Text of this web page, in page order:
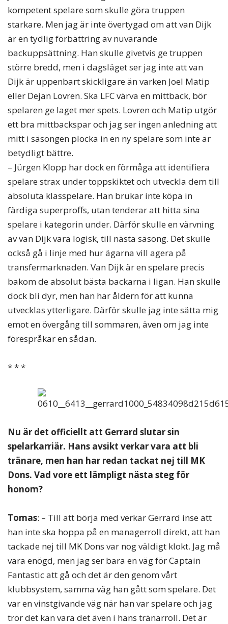
kompetent spelare som skulle göra truppen
starkare. Men jag är inte övertygad om att van Dijk
är en tydlig förbättring av nuvarande
backuppsättning. Han skulle givetvis ge truppen
större bredd, men i dagsläget ser jag inte att van
Dijk är uppenbart skickligare än varken Joel Matip
eller Dejan Lovren. Ska LFC värva en mittback, bör
spelaren ge laget mer spets. Lovren och Matip utgör
ett bra mittbackspar och jag ser ingen anledning att
mitt i säsongen plocka in en ny spelare som inte är
betydligt bättre.
– Jürgen Klopp har dock en förmåga att identifiera
spelare strax under toppskiktet och utveckla dem till
absoluta klasspelare. Han brukar inte köpa in
färdiga superproffs, utan tenderar att hitta sina
spelare i kategorin under. Därför skulle en värvning
av van Dijk vara logisk, till nästa säsong. Det skulle
också gå i linje med hur ägarna vill agera på
transfermarknaden. Van Dijk är en spelare precis
bakom de absolut bästa backarna i ligan. Han skulle
dock bli dyr, men han har åldern för att kunna
utvecklas ytterligare. Därför skulle jag inte sätta mig
emot en övergång till sommaren, även om jag inte
förespråkar en sådan.
* * *
Nu är det officiellt att Gerrard slutar sin
spelarkarriär. Hans avsikt verkar vara att bli
tränare, men han har redan tackat nej till MK
Dons. Vad vore ett lämpligt nästa steg för
honom?
Tomas: – Till att börja med verkar Gerrard inse att
han inte ska hoppa på en managerroll direkt, att han
tackade nej till MK Dons var nog väldigt klokt. Jag må
vara enögd, men jag ser bara en väg för Captain
Fantastic att gå och det är den genom vårt
klubbsystem, samma väg han gått som spelare. Det
var en vinstgivande väg när han var spelare och jag
tror det kan vara det även i hans tränarroll. Det är